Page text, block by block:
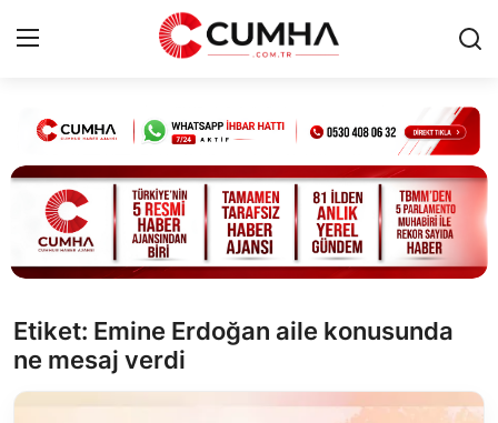
Kurumsal
Cumhurbaşkanlığı
Bakanlıklar
Siyasi Partiler
Etiket: Emine Erdoğan aile konusunda
ne mesaj verdi